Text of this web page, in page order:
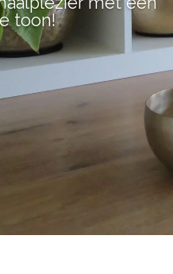
toon!